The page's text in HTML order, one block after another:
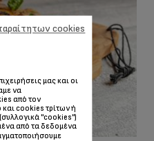
μας και οι
να
από τον
cookies τρίτων ή
"cookies")
από τα δεδομένα
cookies